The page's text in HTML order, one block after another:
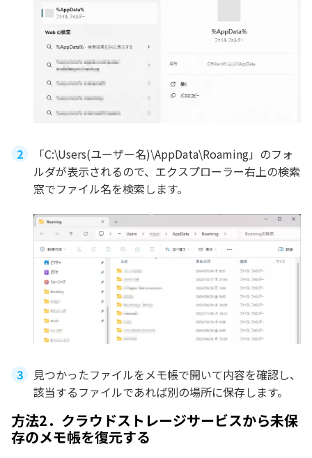
「C:\Users(ユーザー名)\AppData\Roaming」のフォ
ルダが表示されるので、エクスプローラー右上の検索
窓でファイル名を検索します。
見つかったファイルをメモ帳で開いて内容を確認し、
該当するファイルであれば別の場所に保存します。
方法2．クラウドストレージサービスから未保
存のメモ帳を復元する